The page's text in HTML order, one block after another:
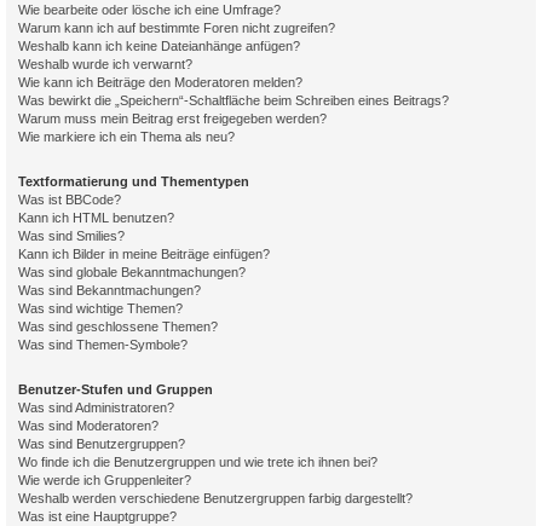
Wie bearbeite oder lösche ich eine Umfrage?
Warum kann ich auf bestimmte Foren nicht zugreifen?
Weshalb kann ich keine Dateianhänge anfügen?
Weshalb wurde ich verwarnt?
Wie kann ich Beiträge den Moderatoren melden?
Was bewirkt die „Speichern“-Schaltfläche beim Schreiben eines Beitrags?
Warum muss mein Beitrag erst freigegeben werden?
Wie markiere ich ein Thema als neu?
Textformatierung und Thementypen
Was ist BBCode?
Kann ich HTML benutzen?
Was sind Smilies?
Kann ich Bilder in meine Beiträge einfügen?
Was sind globale Bekanntmachungen?
Was sind Bekanntmachungen?
Was sind wichtige Themen?
Was sind geschlossene Themen?
Was sind Themen-Symbole?
Benutzer-Stufen und Gruppen
Was sind Administratoren?
Was sind Moderatoren?
Was sind Benutzergruppen?
Wo finde ich die Benutzergruppen und wie trete ich ihnen bei?
Wie werde ich Gruppenleiter?
Weshalb werden verschiedene Benutzergruppen farbig dargestellt?
Was ist eine Hauptgruppe?